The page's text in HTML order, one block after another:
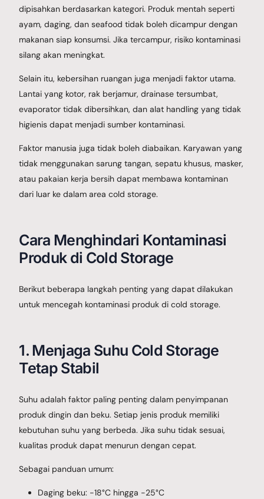
dipisahkan berdasarkan kategori. Produk mentah seperti
ayam, daging, dan seafood tidak boleh dicampur dengan
makanan siap konsumsi. Jika tercampur, risiko kontaminasi
silang akan meningkat.
Selain itu, kebersihan ruangan juga menjadi faktor utama.
Lantai yang kotor, rak berjamur, drainase tersumbat,
evaporator tidak dibersihkan, dan alat handling yang tidak
higienis dapat menjadi sumber kontaminasi.
Faktor manusia juga tidak boleh diabaikan. Karyawan yang
tidak menggunakan sarung tangan, sepatu khusus, masker,
atau pakaian kerja bersih dapat membawa kontaminan
dari luar ke dalam area cold storage.
Cara Menghindari Kontaminasi
Produk di Cold Storage
Berikut beberapa langkah penting yang dapat dilakukan
untuk mencegah kontaminasi produk di cold storage.
1. Menjaga Suhu Cold Storage
Tetap Stabil
Suhu adalah faktor paling penting dalam penyimpanan
produk dingin dan beku. Setiap jenis produk memiliki
kebutuhan suhu yang berbeda. Jika suhu tidak sesuai,
kualitas produk dapat menurun dengan cepat.
Sebagai panduan umum:
Daging beku: -18°C hingga -25°C